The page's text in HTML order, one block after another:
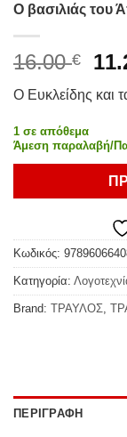
Ο βασιλιάς του
16.00€
Ο Ευκλείδης και
1 σε απόθεμα
Άμεση παραλαβή/
Κωδικός:
Κατηγορία:
Brand: ΤΡΑΥΛΟΣ,
ΠΕΡΙΓΡΑΦΉ